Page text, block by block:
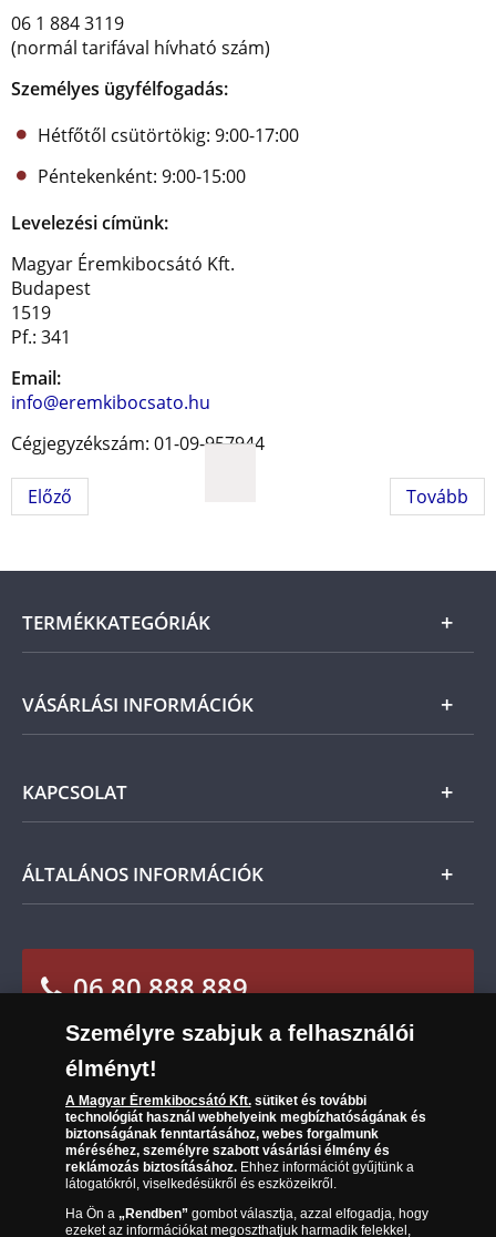
06 1 884 3119
(normál tarifával hívható szám)
Személyes ügyfélfogadás:
Hétfőtől csütörtökig: 9:00-17:00
Péntekenként: 9:00-15:00
Levelezési címünk:
Magyar Éremkibocsátó Kft.
Budapest
1519
Pf.: 341
Email:
info@eremkibocsato.hu
Cégjegyzékszám: 01-09-957944
Előző Tovább
TERMÉKKATEGÓRIÁK
Arany
Magyar
VÁSÁRLÁSI INFORMÁCIÓK
Elállási űrlap
KAPCSOLAT
Ügyfélszolgálat
Leiratkozás a hírlevélről
ÁLTALÁNOS INFORMÁCIÓK
Sütik (cookies) használata
Süti (cookies)Beállítások
Társaságunkról
Az érmék és érmek ára és értéke
Gyakran ismételt kérdések
Adatkezelés
06 80 888 889
(díjmentesen hívható hétfőtől csütörtökig 9.00 és
17.00 óra között, péntekenként 9.00 és 15.00 óra
között)
Személyre szabjuk a felhasználói
élményt!
A Magyar Éremkibocsátó Kft.sütiket és további
technológiát használ webhelyeink megbízhatóságának és
biztonságának fenntartásához, webes forgalmunk
méréséhez, személyre szabott vásárlási élmény és
reklámozás biztosításához.Ehhez információt gyűjtünk a
látogatókról, viselkedésükről és eszközeikről.
Ha Ön a „Rendben”gombot választja, azzal elfogadja, hogy
ezeket az információkat megoszthatjuk harmadik felekkel,